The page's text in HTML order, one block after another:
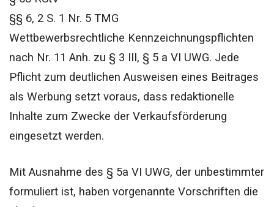
§§ 6, 2 S. 1 Nr. 5 TMG
Wettbewerbsrechtliche Kennzeichnungspflichten
nach Nr. 11 Anh. zu § 3 III, § 5 a VI UWG. Jede
Pflicht zum deutlichen Ausweisen eines Beitrages
als Werbung setzt voraus, dass redaktionelle
Inhalte zum Zwecke der Verkaufsförderung
eingesetzt werden.
Mit Ausnahme des § 5a VI UWG, der unbestimmter
formuliert ist, haben vorgenannte Vorschriften die